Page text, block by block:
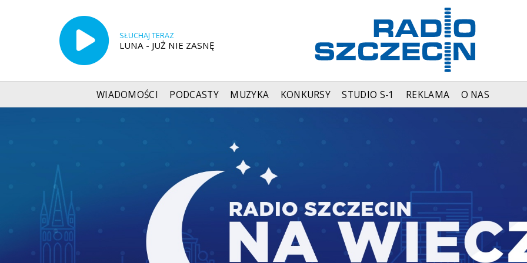
SŁUCHAJ TERAZ
LUNA - JUŻ NIE ZASNĘ
WIADOMOŚCI PODCASTY MUZYKA KONKURSY STUDIO S-1 REKLAMA O NAS